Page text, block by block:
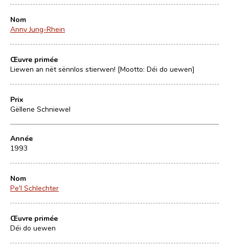
Nom
Anny Jung-Rhein
Œuvre primée
Liewen an nët sënnlos stierwen! [Mootto: Déi do uewen]
Prix
Gëllene Schniewel
Année
1993
Nom
Pe'l Schlechter
Œuvre primée
Déi do uewen